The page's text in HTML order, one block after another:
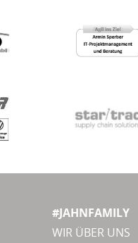
#JAHNFAMILY
WIR ÜBER UNS